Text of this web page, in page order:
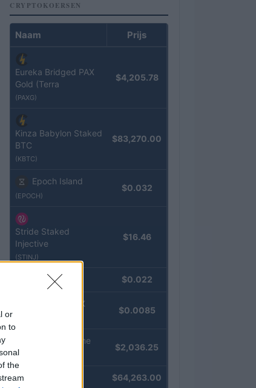
or
to
the
CRYPTOKOERSEN
Naam Prijs
Eureka Bridged PAX
Gold (Terra
(PAXG)
$4,205.78
Kinza Babylon Staked
BTC
(KBTC)
$83,270.00
Epoch Island
(EPOCH)
$0.032
Stride Staked
Injective
(STINJ)
$16.46
JDB (JDB) $0.022
FibSwap DEX
$0.0085
kpk ETH Prime
(KPK ETH PRIME)
$2,036.25
$64,263.00